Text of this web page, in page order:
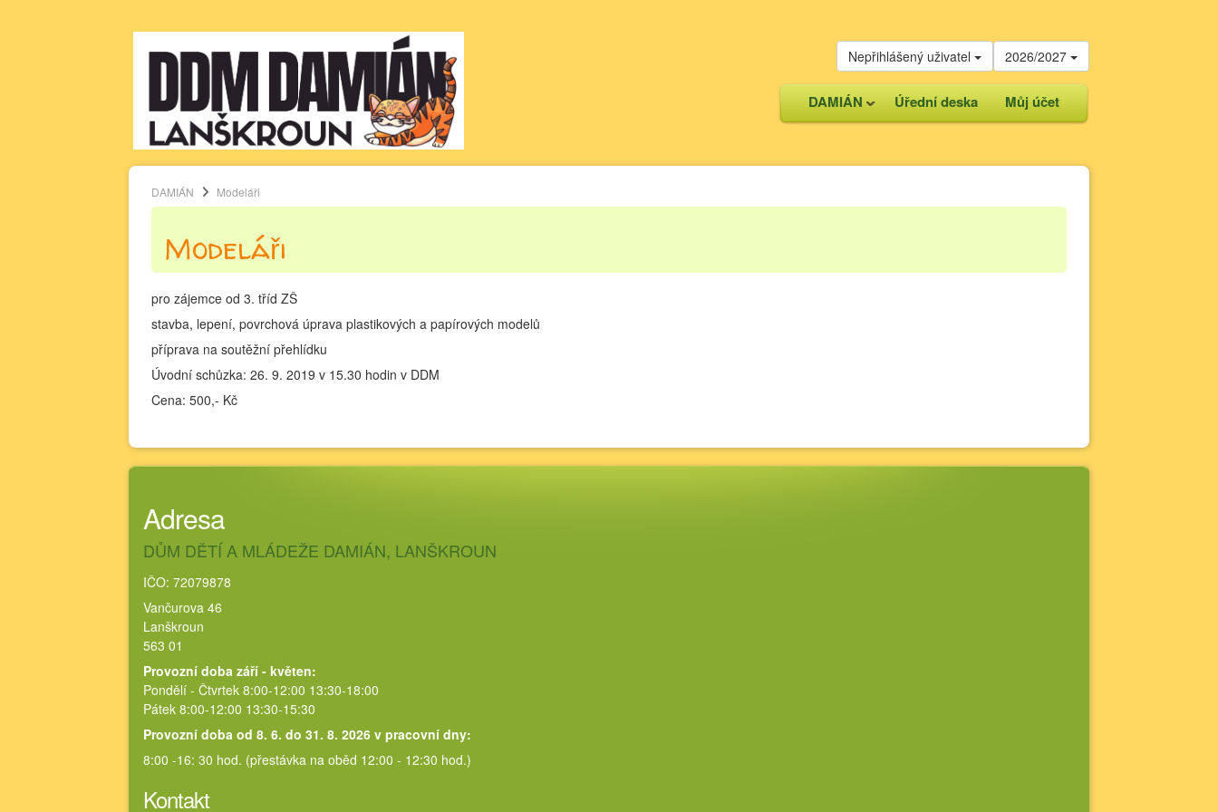
2026/2027
Nepřihlášený uživatel
DAMIÁN Úřední deska Můj účet
DAMIÁN Modeláři
Modeláři
pro zájemce od 3. tříd ZŠ
stavba, lepení, povrchová úprava plastikových a papírových modelů
příprava na soutěžní přehlídku
Úvodní schůzka: 26. 9. 2019 v 15.30 hodin v DDM
Cena: 500,- Kč
Adresa
DŮM DĚTÍ A MLÁDEŽE DAMIÁN, LANŠKROUN
IČO: 72079878
Vančurova 46
Lanškroun
563 01
Provozní doba září - květen:
Pondělí - Čtvrtek 8:00-12:00 13:30-18:00
Pátek 8:00-12:00 13:30-15:30
Provozní doba od 8. 6. do 31. 8. 2026 v pracovní dny:
8:00 -16: 30 hod. (přestávka na oběd 12:00 - 12:30 hod.)
Kontakt